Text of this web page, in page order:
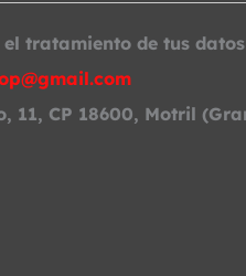
tratamiento de tus
11, CP 18600, Motril